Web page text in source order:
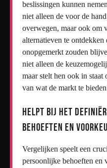
beslissingen kunnen
niet alleen de voor de
overwegen, maar ook om
alternatieven te ontdekken
onopgemerkt zouden
niet alleen de
maar stelt hen ook in
van wat de markt te
Helpt bij het
behoeften en
Vergelijken speelt een
persoonlijke behoeften en